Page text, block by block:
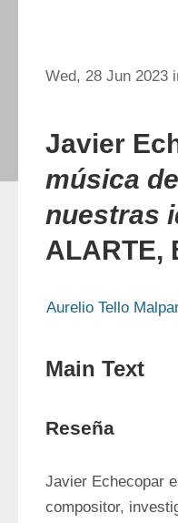
Wed, 28 Jun 2023
Javier
música
nuestras
ALARTE,
Aurelio Tello
Main Text
Reseña
Javier Echecopar
compositor,